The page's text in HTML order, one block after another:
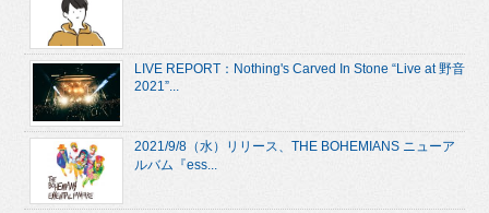
LIVE REPORT：Nothing's Carved In Stone “Live at 野音
2021”...
2021/9/8（水）リリース、THE BOHEMIANS ニューア
ルバム『ess...